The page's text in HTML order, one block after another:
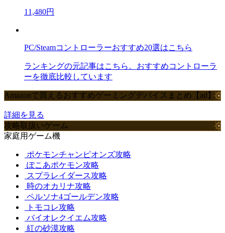
11,480円
PC/Steamコントローラーおすすめ20選はこちら
ランキングの元記事はこちら。おすすめコントローラ
ーを徹底比較しています
Amazonで買えるおすすめゲーミングデバイスまとめ【ad】
詳細を見る
攻略取扱いゲーム
家庭用ゲーム機
ポケモンチャンピオンズ攻略
ぽこあポケモン攻略
スプラレイダース攻略
時のオカリナ攻略
ペルソナ4ゴールデン攻略
トモコレ攻略
バイオレクイエム攻略
紅の砂漠攻略